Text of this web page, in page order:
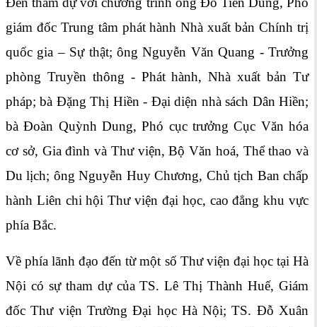
giám đốc Trung tâm phát hành Nhà xuất bản Chính trị
quốc gia – Sự thật; ông Nguyễn Văn Quang - Trưởng
phòng Truyền thông - Phát hành, Nhà xuất bản Tư
pháp; bà Đặng Thị Hiền - Đại diện nhà sách Dân Hiền;
bà Đoàn Quỳnh Dung, Phó cục trưởng Cục Văn hóa
cơ sở, Gia đình và Thư viện, Bộ Văn hoá, Thể thao và
Du lịch; ông Nguyễn Huy Chương, Chủ tịch Ban chấp
hành Liên chi hội Thư viện đại học, cao đẳng khu vực
phía Bắc.
Về phía lãnh đạo đến từ một số Thư viện đại học tại Hà
Nội có sự tham dự của TS. Lê Thị Thành Huế, Giám
đốc Thư viện Trường Đại học Hà Nội; TS. Đỗ Xuân